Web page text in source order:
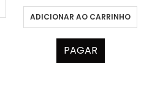
ADICIONAR AO CARRINHO
PAGAR